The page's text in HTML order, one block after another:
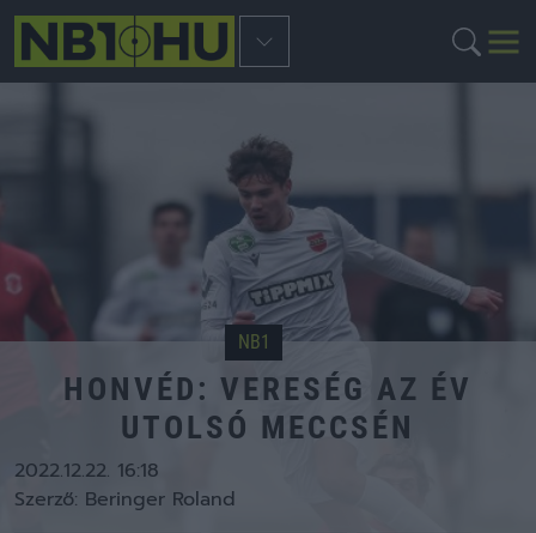
NB1
HONVÉD: VERESÉG AZ ÉV
UTOLSÓ MECCSÉN
2022.12.22. 16:18
Szerző: Beringer Roland